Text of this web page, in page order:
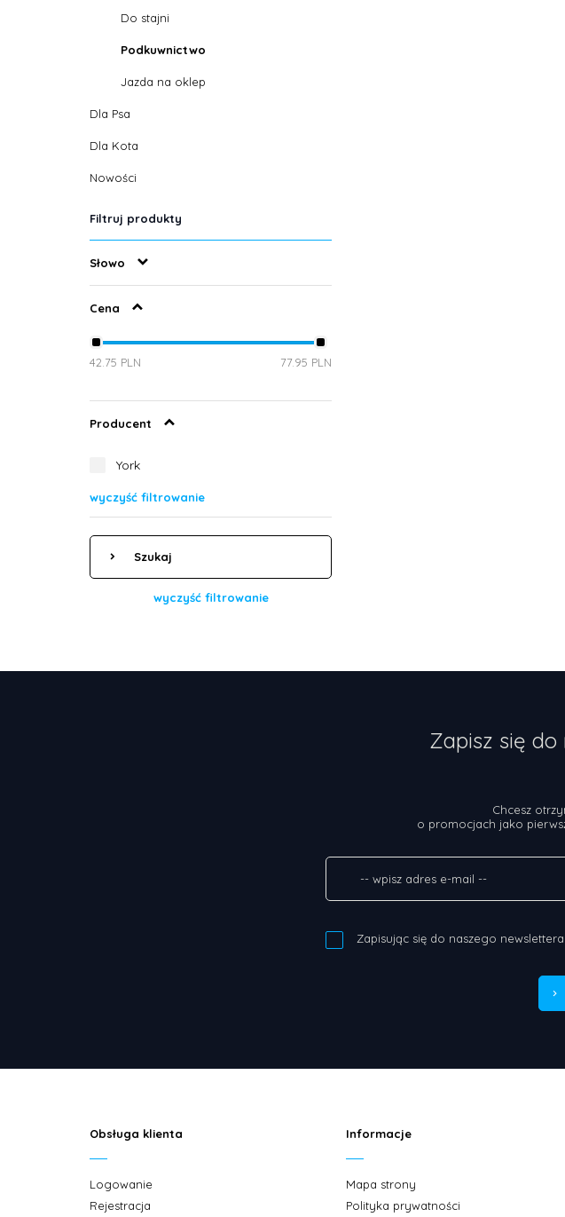
Do stajni
Podkuwnictwo
Jazda na oklep
Dla Psa
Dla Kota
Nowości
Filtruj produkty
Słowo
Cena
42.75 PLN 77.95 PLN
Producent
York
wyczyść filtrowanie
Szukaj
wyczyść filtrowanie
Zapisz się
Chcesz
o promocjach jako
Zapisując się do naszego
Obsługa klienta
Logowanie
Rejestracja
Informacje
Mapa strony
Polityka prywatności